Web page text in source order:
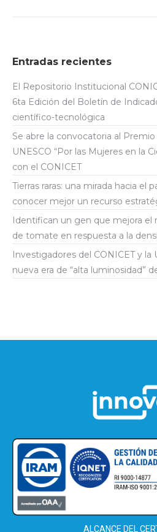
Entradas recientes
El Repositorio Institucional
6ta Edición del Boletín de
científico-tecnológica
Se abre la convocatoria al Premio
UNESCO “Por las Mujeres en la
con el CONICET
Tierras raras: una mirada hacia el
conocer mejor un recurso
Identifican un gen que mejora el
de tomate en respuesta a la
Investigadores del CONICET y la
nueva era de “alta luminosidad”
ALCANCE DEL